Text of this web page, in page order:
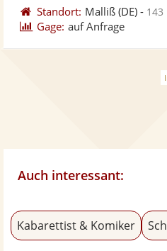
Standort: Malliß (DE) - 143
Gage: auf Anfrage
Auch interessant:
Kabarettist & Komiker